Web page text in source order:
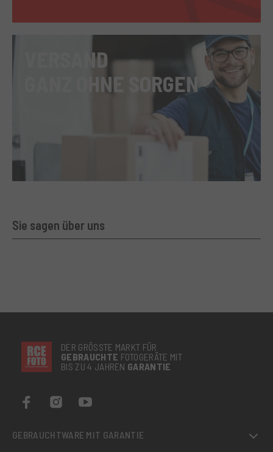
VERSAND
GANZ OHNE SORGEN
Sie sagen über uns
DER GRÖSSTE MARKT FÜR
GEBRAUCHTE FOTOGERÄTE MIT
BIS ZU 4 JAHREN GARANTIE
GEBRAUCHTWARE MIT GARANTIE